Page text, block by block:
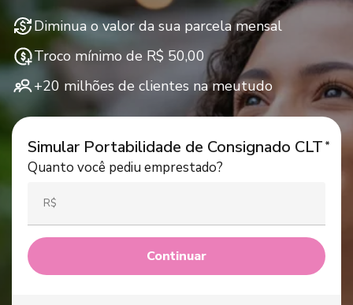
Diminua o valor da sua parcela mensal
Troco mínimo de R$ 50,00
+20 milhões de clientes na meutudo
Simular Portabilidade de Consignado CLT
Quanto você pediu emprestado?
Continuar